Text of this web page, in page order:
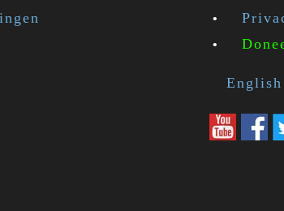
English